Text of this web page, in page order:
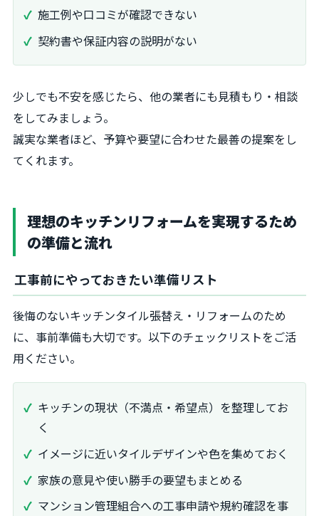
施工例や口コミが確認できない
契約書や保証内容の説明がない
少しでも不安を感じたら、他の業者にも見積もり・相談
をしてみましょう。
誠実な業者ほど、予算や要望に合わせた最善の提案をし
てくれます。
理想のキッチンリフォームを実現するため
の準備と流れ
工事前にやっておきたい準備リスト
後悔のないキッチンタイル張替え・リフォームのため
に、事前準備も大切です。以下のチェックリストをご活
用ください。
キッチンの現状（不満点・希望点）を整理してお
く
イメージに近いタイルデザインや色を集めておく
家族の意見や使い勝手の要望もまとめる
マンション管理組合への工事申請や規約確認を事